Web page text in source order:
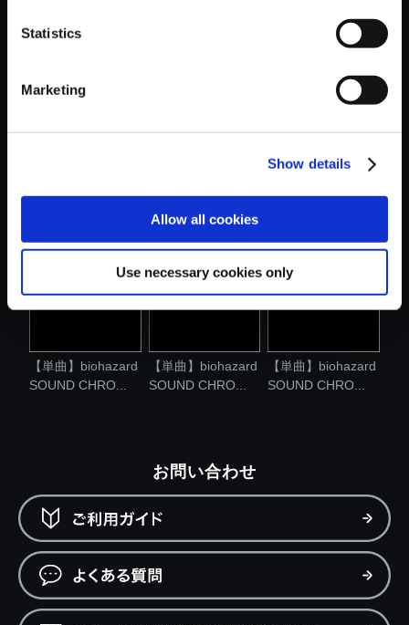
Statistics
Marketing
Show details
Allow all cookies
Use necessary cookies only
おすすめ商品
【単曲】biohazard
SOUND CHRO...
【単曲】biohazard
SOUND CHRO...
【単曲】biohazard
SOUND CHRO...
お問い合わせ